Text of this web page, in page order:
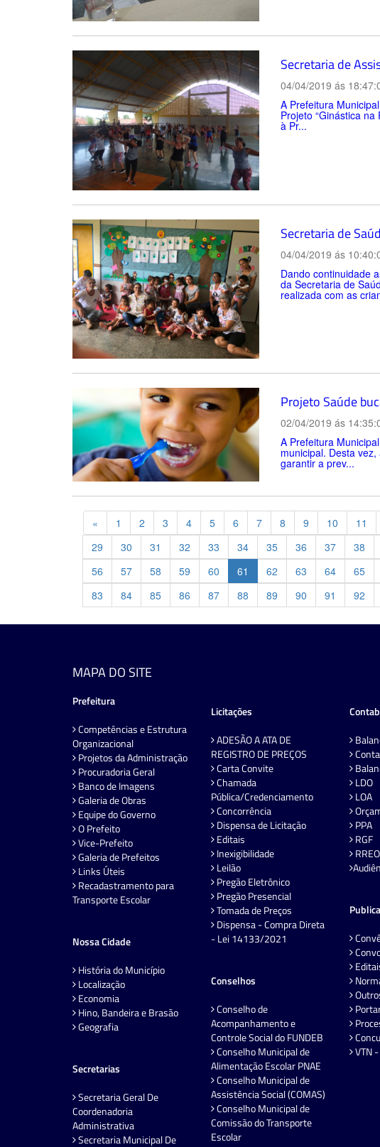
Secretaria de
04/04/2019 ás
A Prefeitura
Projeto “Ginástica
à Pr...
Secretaria de
04/04/2019 ás
Dando continuidade
da Secretaria de
realizada com as
Projeto Saúde
02/04/2019 ás
A Prefeitura
municipal. Desta
garantir a prev...
« Previous
1 2 3 4 5 6 7 8 9 10 11
29
30 31 32 33 34 35 36 37 38
56
57 58 59 60 61 62 63 64 65
83
84 85 86 87 88 89 90 91 92
MAPA DO SITE
Prefeitura
Competências e Estrutura
Organizacional
Projetos da Administração
Procuradoria Geral
Banco de Imagens
Galeria de Obras
Equipe do Governo
O Prefeito
Vice-Prefeito
Galeria de Prefeitos
Links Úteis
Recadastramento para
Transporte Escolar
Nossa Cidade
História do Município
Localização
Economia
Hino, Bandeira e Brasão
Geografia
Secretarias
Secretaria Geral De
Coordenadoria
Administrativa
Secretaria Municipal De
Licitações
ADESÃO A ATA DE
REGISTRO DE PREÇOS
Carta Convite
Chamada
Pública/Credenciamento
Concorrência
Dispensa de Licitação
Editais
Inexigibilidade
Leilão
Pregão Eletrônico
Pregão Presencial
Tomada de Preços
Dispensa - Compra Direta
- Lei 14133/2021
Conselhos
Conselho de
Acompanhamento e
Controle Social do FUNDEB
Conselho Municipal de
Alimentação Escolar PNAE
Conselho Municipal de
Assistência Social (COMAS)
Conselho Municipal de
Comissão do Transporte
Escolar
LDO
LOA
PPA
RGF
RREO
VTN